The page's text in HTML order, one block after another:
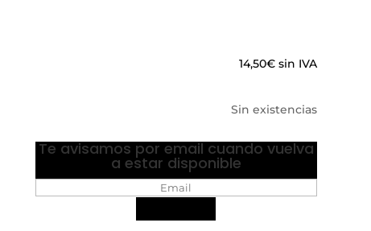
14,50€ sin IVA
Sin existencias
Te avisamos por email cuando vuelva
a estar disponible